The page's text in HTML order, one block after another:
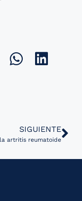
SIGUIENTE
artritis reumatoide